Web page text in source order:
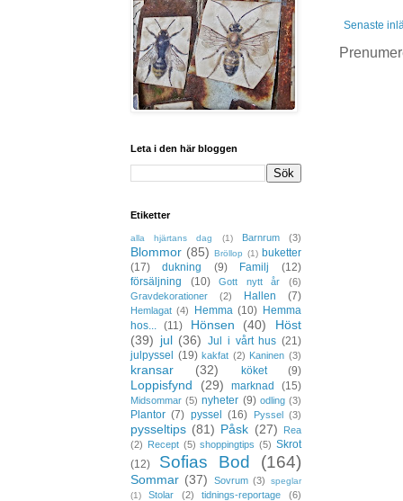
Senaste
Leta i den här bloggen
Etiketter
alla hjärtans dag (1) Barnrum (3)
Blommor (85) Bröllop (1) buketter
(17)
dukning (9) Familj
(12)
försäljning
(10) Gott nytt år
(6)
Gravdekorationer
(2) Hallen (7)
Hemlagat (4) Hemma (10) Hemma
hos...
(11) Hönsen (40)
Höst
(39) jul (36) Jul i vårt hus (21)
julpyssel
(19) kakfat (2) Kaninen (3)
kransar (32) köket (9)
Loppisfynd (29) marknad (15)
Midsommar (5) nyheter (9) odling (3)
Plantor (7) pyssel (16) Pyssel (3)
pysseltips (81) Påsk (27)
Rea
(2) Recept (5) shoppingtips (5) Skrot
(12)
Sofias Bod (164)
Sommar (37) Sovrum (3)
speglar
(1)
Stolar (2) tidnings-reportage (6)